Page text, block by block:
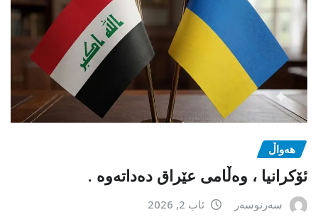
هەواڵ
ئۆکرانیا ، وەڵامی عێراق دەداتەوە .
سەرنوسەر ئاب 2, 2026